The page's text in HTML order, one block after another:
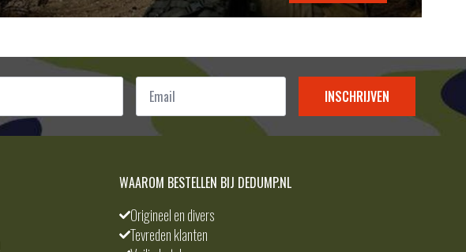
Email
INSCHRIJVEN
WAAROM BESTELLEN BIJ DEDUMP.NL
Origineel en divers
Tevreden klanten